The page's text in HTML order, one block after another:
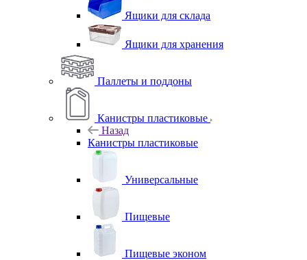
Ящики для склада
Ящики для хранения
Паллеты и поддоны
Канистры пластиковые
Назад
Канистры пластиковые
Универсальные
Пищевые
Пищевые эконом